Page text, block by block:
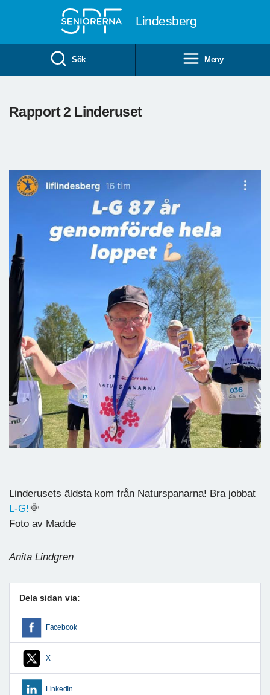
Lindesberg
Sök Meny
Rapport 2 Linderuset
Linderusets äldsta kom från Naturspanarna! Bra jobbat
L-G!🌞
Foto av Madde
Anita Lindgren
Dela sidan via:
Facebook
X
LinkedIn